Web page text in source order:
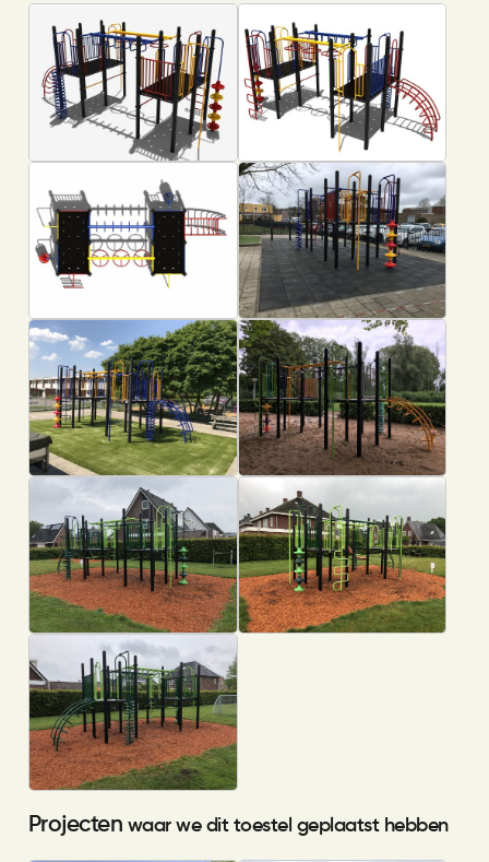
Projecten waar we dit toestel geplaatst hebben